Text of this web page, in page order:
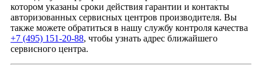
котором указаны сроки действия гарантии и контакты
авторизованных сервисных центров производителя. Вы
также можете обратиться в нашу службу контроля качества
+7 (495) 151-20-88, чтобы узнать адрес ближайшего
сервисного центра.